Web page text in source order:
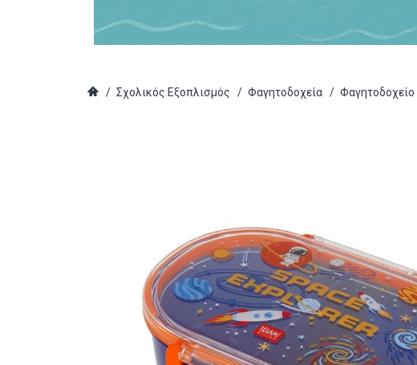
/ Σχολικός Εξοπλισμός / Φαγητοδοχεία /